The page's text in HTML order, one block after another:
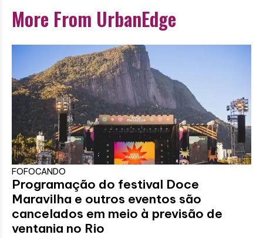
More From UrbanEdge
FOFOCANDO
Programação do festival Doce
Maravilha e outros eventos são
cancelados em meio à previsão de
ventania no Rio